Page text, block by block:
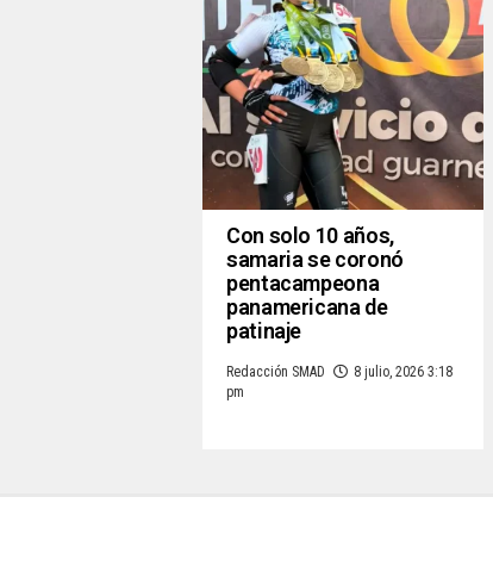
Con solo 10 años,
samaria se coronó
pentacampeona
panamericana de
patinaje
Redacción SMAD
8 julio, 2026 3:18
pm